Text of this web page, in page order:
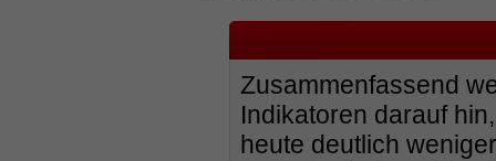
Zusammenfassend
Indikatoren darauf
heute deutlich